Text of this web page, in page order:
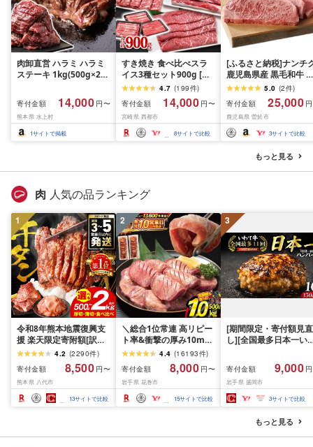
肉卸直営 ハラミ ハラミ
ステーキ 1kg(500g×2パ
らみ 牛はらみ 厚切りハ
ラミ 肉 牛肉 [肉卸厳選
究極の多汁感 極厚ハラ
ミステーキ1kg] (1kg, 1,
寄付金額 14,000 円〜
熊本県 水上村
1サイトで掲載
すき焼き 食べ比べスラ
イス3種セット900g [グ
ランプリ受賞]小分け ロ
ース バラ モモorカタ 牛
肉 鉄板焼肉 焼きしゃぶ
すき焼き肉 [14-10a]リピ
ーター続出!! 肉ランキン
4.7 (199件)
寄付金額
14,000 円〜
宮崎県 西都市
8サイトで比較
[ふるさと納税]ナンチ
鹿児島県産 黒毛和牛
ースステーキ 4枚・計
5.0 (2件)
寄付金額
25,000
鹿児島県 曽於市
3サイトで比較
もっと見る
肉 人気の品ランキング
1
令和8年熊本地震復興支
援 楽天限定寄附額[訳あ
り]牛タン 500g〜2kg 肉
牛肉 訳あり 牛タン 冷凍
小分け 厚切り 薄切り 食
べ比べ 500g 1kg 1.5kg
2kg 牛 人気 ビーフ 牛た
ん ふるさと納税 ランキ
4.2 (2290件)
寄付金額
8,500 円〜
熊本県 八代市
13サイトで比較
2
＼総合1位常連 高リピー
ト率&衝撃の厚み10mm
厚切り牛タン 塩味/ ≪ス
ピード発送!!10営業日以
内発送≫ 選べる内容量
500g / 1kg 定期便 毎月
届く 牛肉 肉 BBQ ふるさ
と 人気 ランキング 岩手
4.4 (16193件)
寄付金額
8,000 円〜
岩手県 花巻市
15サイトで比較
3
[期間限定・寄付額見直
し][全国最多日本一い
1.5kg(150g×10個) い
て牛 × 岩中豚 ハンバー
グ 合挽き 合い挽き 黒
和牛 人気 冷凍 個包装
分け 冷凍 牛肉 豚肉 和
ビーフ ポーク はんば
ぐ 挽肉 お肉 ミンチ 肉
お弁当 hannba-gu ラ
寄付金額 9,000
岩手県 盛岡市
3サイトで比較
もっと見る